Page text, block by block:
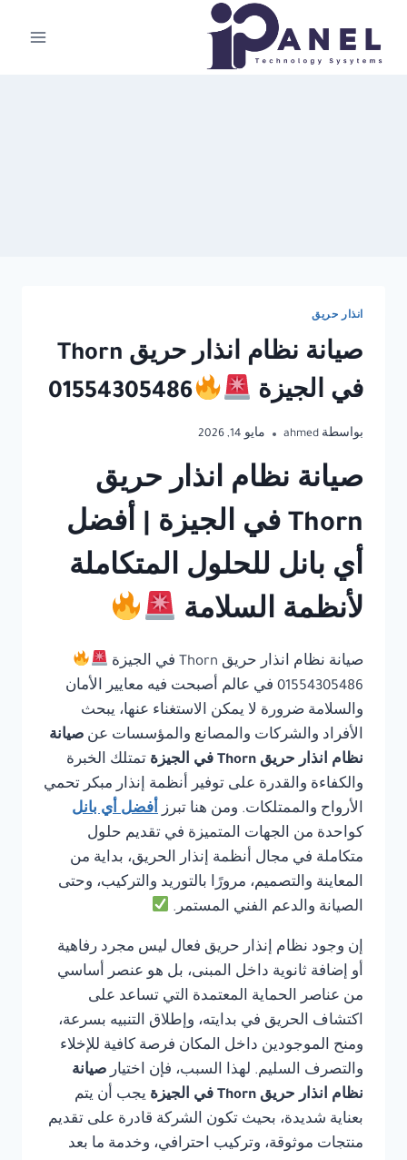
المحتوى
انذار حريق
صيانة نظام انذار حريق Thorn
في الجيزة
01554305486
بواسطة ahmed مايو 14, 2026
صيانة نظام انذار حريق
Thorn في الجيزة | أفضل
أي بانل للحلول المتكاملة
لأنظمة السلامة
صيانة نظام انذار حريق Thorn في الجيزة
01554305486 في عالم أصبحت فيه معايير الأمان
والسلامة ضرورة لا يمكن الاستغناء عنها، يبحث
الأفراد والشركات والمصانع والمؤسسات عن صيانة
نظام انذار حريق Thorn في الجيزة
تمتلك الخبرة
والكفاءة والقدرة على توفير أنظمة إنذار مبكر تحمي
الأرواح والممتلكات. ومن هنا تبرز أفضل أي بانل
كواحدة من الجهات المتميزة في تقديم حلول
متكاملة في مجال أنظمة إنذار الحريق، بداية من
المعاينة والتصميم، مرورًا بالتوريد والتركيب، وحتى
الصيانة والدعم الفني المستمر.
إن وجود نظام إنذار حريق فعال ليس مجرد رفاهية
أو إضافة ثانوية داخل المبنى، بل هو عنصر أساسي
من عناصر الحماية المعتمدة التي تساعد على
اكتشاف الحريق في بدايته، وإطلاق التنبيه بسرعة،
ومنح الموجودين داخل المكان فرصة كافية للإخلاء
والتصرف السليم. لهذا السبب، فإن اختيار صيانة
نظام انذار حريق Thorn في الجيزة
يجب أن يتم
بعناية شديدة، بحيث تكون الشركة قادرة على تقديم
منتجات موثوقة، وتركيب احترافي، وخدمة ما بعد